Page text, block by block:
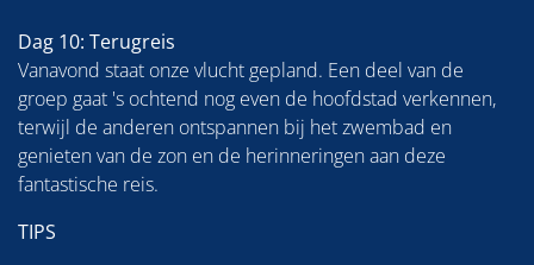
Dag 10: Terugreis
Vanavond staat onze vlucht gepland. Een deel van de
groep gaat 's ochtend nog even de hoofdstad verkennen,
terwijl de anderen ontspannen bij het zwembad en
genieten van de zon en de herinneringen aan deze
fantastische reis.
TIPS